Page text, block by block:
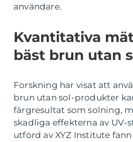
användare.
Kvantitativa
bäst brun utan
Forskning har visat att
brun utan sol-produkter
färgresultat som solning,
skadliga effekterna av UV-
utförd av XYZ Institute fann